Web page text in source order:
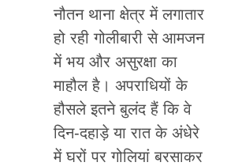
नौतन थाना क्षेत्र में लगातार
हो रही गोलीबारी से आमजन
में भय और असुरक्षा का
माहौल है। अपराधियों के
हौसले इतने बुलंद हैं कि वे
दिन-दहाड़े या रात के अंधेरे
में घरों पर गोलियां बरसाकर